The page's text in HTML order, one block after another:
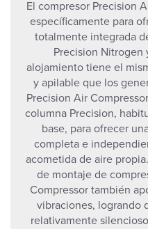
El compresor Precision
específicamente para
totalmente integrada
Precision Nitrogen
alojamiento tiene el
y apilable que los
Precision Air
columna Precision,
base, para ofrecer
completa e
acometida de aire
de montaje de
Compressor también
vibraciones, logrando
relativamente